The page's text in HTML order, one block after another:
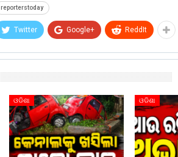
reporterstoday
Twitter Google+ ReddIt
ଓଡିଶା ଓଡିଶା